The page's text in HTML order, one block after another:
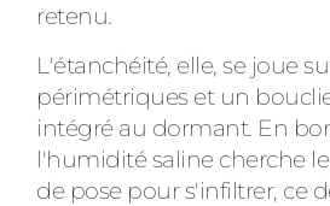
retenu.
L'étanchéité, elle, se joue
périmétriques et un
intégré au dormant. En
l'humidité saline cherche
de pose pour s'infiltrer, ce